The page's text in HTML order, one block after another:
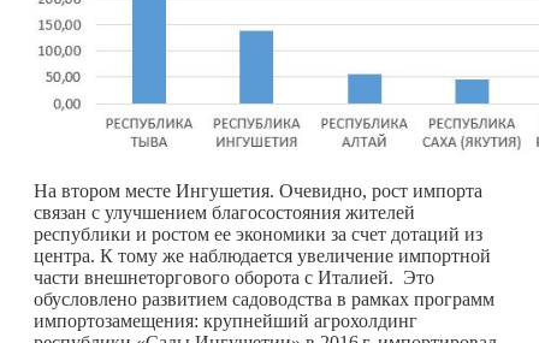
На втором месте Ингушетия. Очевидно, рост импорта
связан с улучшением благосостояния жителей
республики и ростом ее экономики за счет дотаций из
центра. К тому же наблюдается увеличение импортной
части внешнеторгового оборота с Италией. Это
обусловлено развитием садоводства в рамках программ
импортозамещения: крупнейший агрохолдинг